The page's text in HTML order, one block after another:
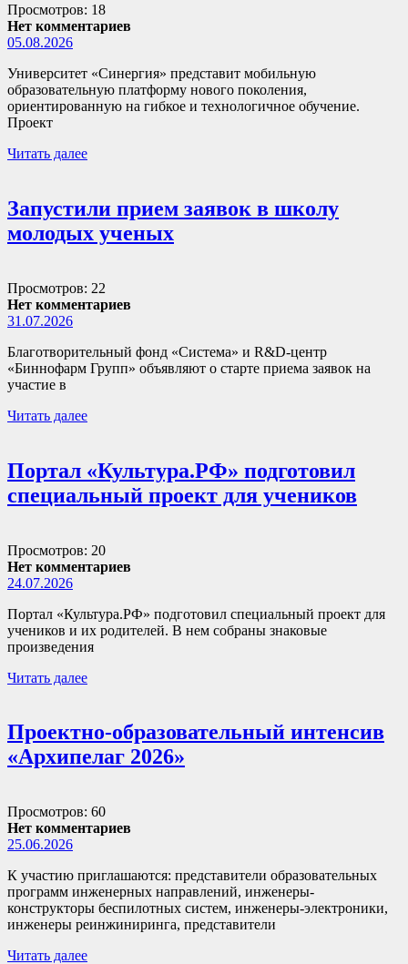
Просмотров: 18
Нет комментариев
05.08.2026
Университет «Синергия» представит мобильную
образовательную платформу нового поколения,
ориентированную на гибкое и технологичное обучение.
Проект
Читать далее
Запустили прием заявок в школу
молодых ученых
Просмотров: 22
Нет комментариев
31.07.2026
Благотворительный фонд «Система» и R&D-центр
«Биннофарм Групп» объявляют о старте приема заявок на
участие в
Читать далее
Портал «Культура.РФ» подготовил
специальный проект для учеников
Просмотров: 20
Нет комментариев
24.07.2026
Портал «Культура.РФ» подготовил специальный проект для
учеников и их родителей. В нем собраны знаковые
произведения
Читать далее
Проектно-образовательный интенсив
«Архипелаг 2026»
Просмотров: 60
Нет комментариев
25.06.2026
К участию приглашаются: представители образовательных
программ инженерных направлений, инженеры-
конструкторы беспилотных систем, инженеры-электроники,
инженеры реинжиниринга, представители
Читать далее